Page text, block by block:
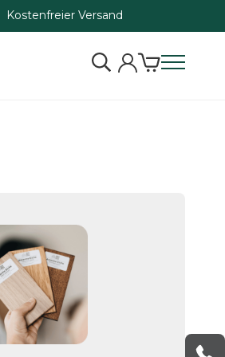
Kostenfreier Versand